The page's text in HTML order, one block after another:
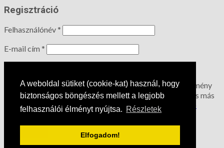
A weboldal sütiket (cookie-kat) használ, hogy
biztonságos böngészés mellett a legjobb
felhasználói élményt nyújtsa. Részletek
Elfogadom!
Regisztráció
Felhasználónév*
E-mail cím *
A személyes adatokat a weboldalon történő vásárlási élmény
fenntartásához, a fiókhoz való hozzáférés kezeléséhez és más
célokra használjuk, melyeket aAdatkezelési tájékoztató
tartalmaz.